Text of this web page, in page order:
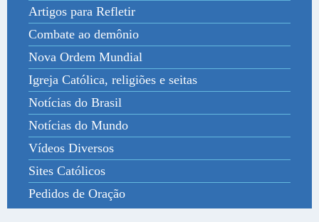
Artigos para Refletir
Combate ao demônio
Nova Ordem Mundial
Igreja Católica, religiões e seitas
Notícias do Brasil
Notícias do Mundo
Vídeos Diversos
Sites Católicos
Pedidos de Oração